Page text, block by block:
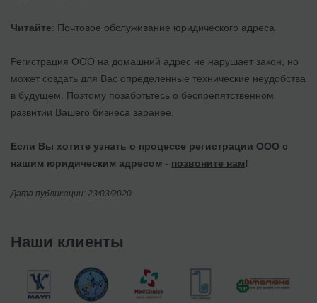
Читайте: Почтовое обслуживание юридического адреса
Регистрация ООО на домашний адрес не нарушает закон, но
может создать для Вас определенные технические неудобства
в будущем. Поэтому позаботьтесь о беспрепятственном
развитии Вашего бизнеса заранее.
Если Вы хотите узнать о процессе регистрации ООО с
нашим юридическим адресом - позвоните нам!
Дата публикации: 23/03/2020
Наши клиенты